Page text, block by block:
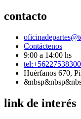
contacto
Contáctenos
9:00 a 14:00 hs
tel:+56227538300
Huérfanos 670,
link de interés